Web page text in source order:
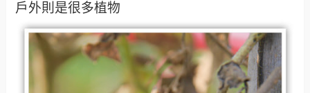
戶外則是很多植物